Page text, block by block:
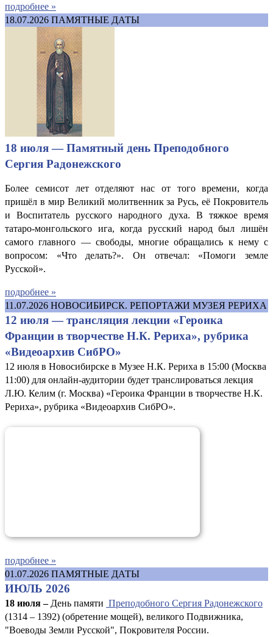
подробнее »
18.07.2026 ПАМЯТНЫЕ ДАТЫ
18 июля — Памятный день Преподобного
Сергия Радонежского
Более семисот лет отделяют нас от того времени, когда
пришёл в мир Великий молитвенник за Русь, её Покровитель
и Воспитатель русского народного духа. В тяжкое время
татаро-монгольского ига, когда русский народ был лишён
самого главного — свободы, многие обращались к нему с
вопросом: «Что делать?». Он отвечал: «Помоги земле
Русской».
подробнее »
11.07.2026 НОВОСИБИРСК. РЕПОРТАЖИ МУЗЕЯ РЕРИХА
12 июля — трансляция лекции «Героика
Франции в творчестве Н.К. Рериха», рубрика
«Видеоархив СибРО»
12 июля в Новосибирске в Музее Н.К. Рериха в 15:00 (Москва
11:00) для онлайн-аудитории будет транслироваться лекция
Л.Ю. Келим (г. Москва) «Героика Франции в творчестве Н.К.
Рериха», рубрика «Видеоархив СибРО».
подробнее »
01.07.2026 ПАМЯТНЫЕ ДАТЫ
ИЮЛЬ 2026
18 июля – День памяти Преподобного Сергия Радонежского
(1314 – 1392) (обретение мощей), великого Подвижника,
"Воеводы Земли Русской", Покровителя России.